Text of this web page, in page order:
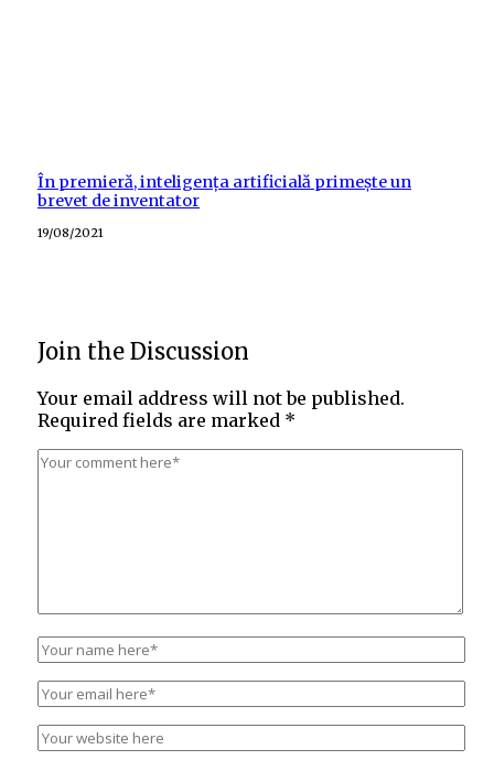
În premieră, inteligența artificială primește un
brevet de inventator
Posted
19/08/2021
Join the Discussion
Your email address will not be published.
Required fields are marked *